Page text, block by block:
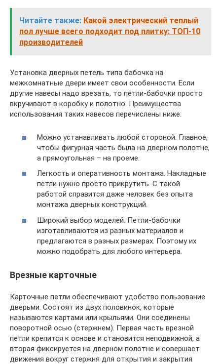
Читайте также: Какой электрический теплый
пол лучше всего подходит под плитку: ТОП-10
производителей
Установка дверных петель типа бабочка на
межкомнатные двери имеет свои особенности. Если
другие навесы надо врезать, то петли-бабочки просто
вкручивают в коробку и полотно. Преимущества
использования таких навесов перечислены ниже:
Можно устанавливать любой стороной. Главное,
чтобы фигурная часть была на дверном полотне,
а прямоугольная – на проеме.
Легкость и оперативность монтажа. Накладные
петли нужно просто прикрутить. С такой
работой справится даже человек без опыта
монтажа дверных конструкций.
Широкий выбор моделей. Петли-бабочки
изготавливаются из разных материалов и
предлагаются в разных размерах. Поэтому их
можно подобрать для любого интерьера.
Врезные карточные
Карточные петли обеспечивают удобство пользование
дверьми. Состоят из двух половинок, которые
называются картами или крыльями. Они соединены
поворотной осью (стержнем). Первая часть врезной
петли крепится к основе и становится неподвижной, а
вторая фиксируется на дверном полотне и совершает
движения вокруг стержня для открытия и закрытия